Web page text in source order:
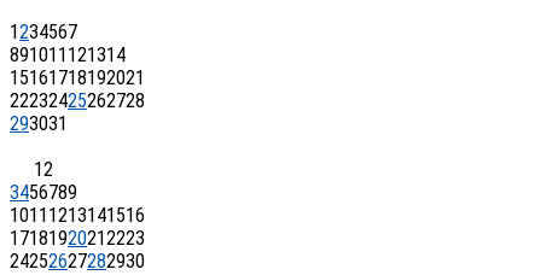
1234567
891011 121314
15161718192021
22232425262728
293031
12
3456789
1011 1213141516
17181920212223
24252627282930